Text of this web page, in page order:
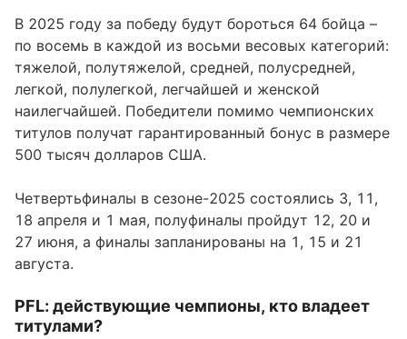
В 2025 году за победу будут бороться 64 бойца –
по восемь в каждой из восьми весовых категорий:
тяжелой, полутяжелой, средней, полусредней,
легкой, полулегкой, легчайшей и женской
наилегчайшей. Победители помимо чемпионских
титулов получат гарантированный бонус в размере
500 тысяч долларов США.
Четвертьфиналы в сезоне-2025 состоялись 3, 11,
18 апреля и 1 мая, полуфиналы пройдут 12, 20 и
27 июня, а финалы запланированы на 1, 15 и 21
августа.
PFL: действующие чемпионы, кто владеет
титулами?